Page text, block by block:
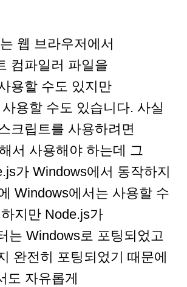
웹 브라우저에서
컴파일러 파일을
용할 수도 있지만
용할 수도 있습니다. 사실
크립트를 사용하려면
서 사용해야 하는데 그
가 Windows에서 동작하지
Windows에서는 사용할 수
지만 Node.js가
는 Windows로 포팅되었고
완전히 포팅되었기 때문에
도 자유롭게